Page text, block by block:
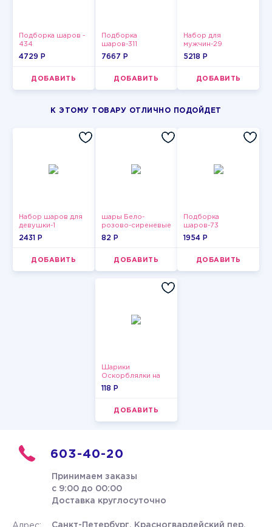
Подборка шаров -
434
4729 P
ДОБАВИТЬ
Подборка
шаров-311
7667 P
ДОБАВИТЬ
Набор для
мужчин-29
5218 P
ДОБАВИТЬ
К ЭТОМУ ТОВАРУ ОТЛИЧНО ПОДОЙДЕТ
Набор шаров для
девушки-1
2431 P
ДОБАВИТЬ
шары Бело-
розово-сиреневые
пастельные
82 P
ДОБАВИТЬ
Подборка
шаров-73
1954 P
ДОБАВИТЬ
Шарики
Оскорблялки на
день рождения для
118 P
ДОБАВИТЬ
603-40-20
Принимаем заказы
с 9:00 до 00:00
Доставка круглосуточно
Санкт-Петербург, Красногвардейский пер.